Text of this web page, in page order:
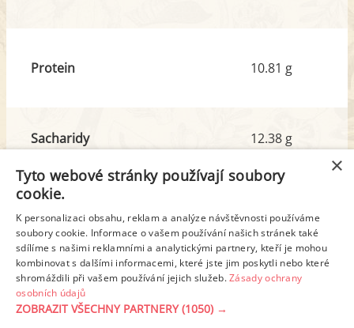
Protein 10.81 g
Sacharidy
12.38 g
Tuk
z toho nas. mastné kyseliny
48.62 g
42.45 g
Detailní rozpis
×
Tyto webové stránky používají soubory
cookie.
K personalizaci obsahu, reklam a analýze návštěvnosti používáme
soubory cookie. Informace o vašem používání našich stránek také
sdílíme s našimi reklamními a analytickými partnery, kteří je mohou
kombinovat s dalšími informacemi, které jste jim poskytli nebo které
shromáždili při vašem používání jejich služeb.Zásady ochrany
osobních údajů
ZOBRAZIT VŠECHNY PARTNERY(1050) →